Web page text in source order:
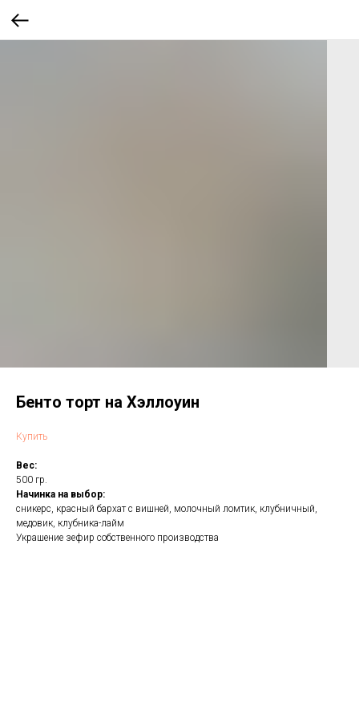
Бенто торт на Хэллоуин
Купить
Вес:
500 гр.
Начинка на выбор:
сникерс, красный бархат с вишней, молочный ломтик, клубничный,
медовик, клубника-лайм
Украшение зефир собственного производства